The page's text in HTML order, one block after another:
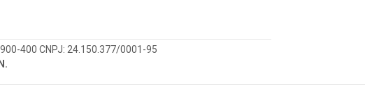
400 CNPJ: 24.150.377/0001-95